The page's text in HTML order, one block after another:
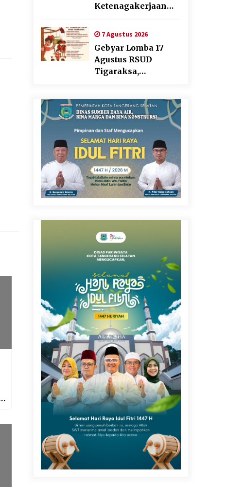
Ketenagakerjaan
dengan Tantangan
Dunia Kerja Modern
7 Agustus 2026
Gebyar Lomba 17
Agustus RSUD
Tigaraksa,
Kebersamaan